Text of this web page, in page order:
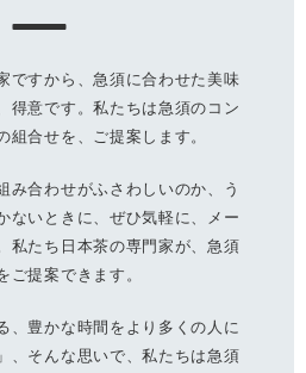
ですから、急須に合わせた美味
得意です。私たちは急須のコン
組合せを、ご提案します。
み合わせがふさわしいのか、う
ないときに、ぜひ気軽に、メー
私たち日本茶の専門家が、急須
ご提案できます。
、豊かな時間をより多くの人に
、そんな思いで、私たちは急須